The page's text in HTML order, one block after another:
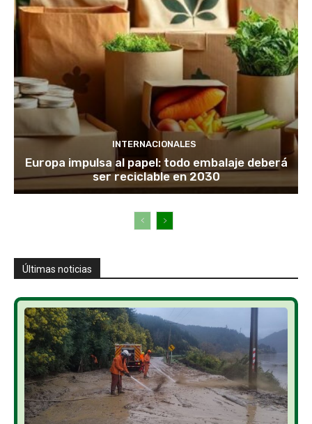
INTERNACIONALES
Europa impulsa al papel: todo embalaje deberá
ser reciclable en 2030
Últimas noticias